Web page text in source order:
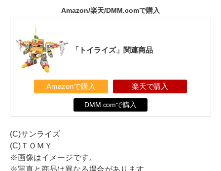
Amazon/楽天/DMM.comで購入
「トイライズ」関連商品
Amazonで購入 楽天で購入
DMM.comで購入
(C)サンライズ
(C)ＴＯＭＹ
※画像はイメージです。
※写真と商品は異なる場合があります。